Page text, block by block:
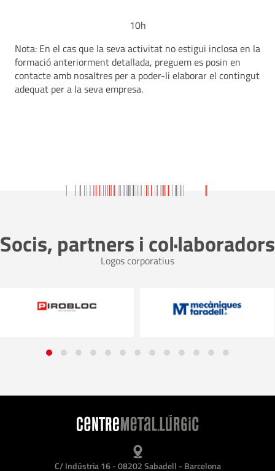
10h
Nota: En el cas que la seva activitat no estigui inclosa en la
formació anteriorment detallada, preguem es posin en
contacte amb nosaltres per a poder-li elaborar el contingut
adequat per a la seva empresa.
Socis, partners i col·laboradors
Logos corporatius
C/ Indústria 16 - 08202 Sabadell - Barcelona